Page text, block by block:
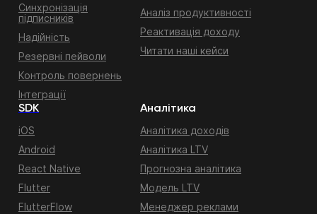
Синхронізація
підписників
Надійність
Резервні пейволи
Контроль повернень
Інтеграції
Аналіз продуктивності
Реактивація доходу
Читати наші кейси
SDK
iOS
Android
React Native
Flutter
FlutterFlow
Аналітика
Аналітика доходів
Аналітика LTV
Прогнозна аналітика
Модель LTV
Менеджер реклами